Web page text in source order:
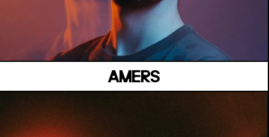
AMERS
Jeudi 02 Juillet